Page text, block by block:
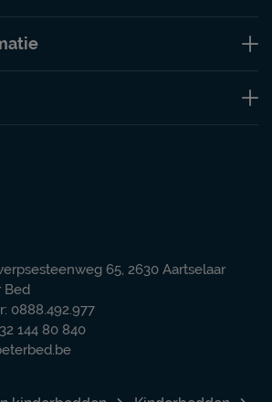
65, 2630 Aartselaar
Bed
0888.492.977
144 80 840